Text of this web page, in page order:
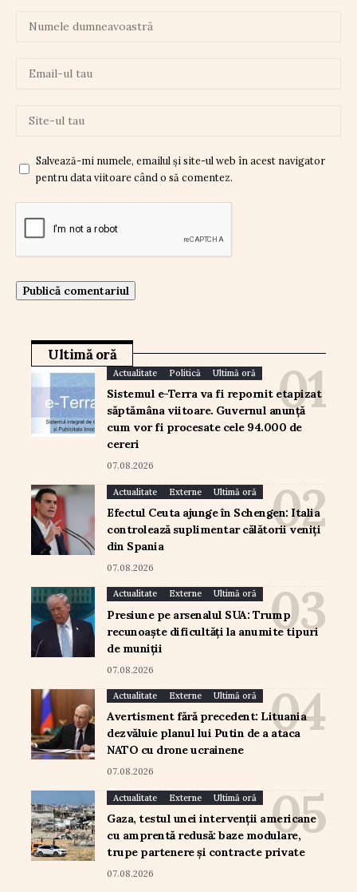
Salvează-mi numele, emailul și site-ul web în acest navigator
pentru data viitoare când o să comentez.
Ultimă oră
Actualitate Politică Ultimă oră
Sistemul e-Terra va fi repornit etapizat
săptămâna viitoare. Guvernul anunță
cum vor fi procesate cele 94.000 de
cereri
07.08.2026
Actualitate Externe Ultimă oră
Efectul Ceuta ajunge în Schengen: Italia
controlează suplimentar călătorii veniți
din Spania
07.08.2026
Actualitate Externe Ultimă oră
Presiune pe arsenalul SUA: Trump
recunoaște dificultăți la anumite tipuri
de muniții
07.08.2026
Actualitate Externe Ultimă oră
Avertisment fără precedent: Lituania
dezvăluie planul lui Putin de a ataca
NATO cu drone ucrainene
07.08.2026
Actualitate Externe Ultimă oră
Gaza, testul unei intervenții americane
cu amprentă redusă: baze modulare,
trupe partenere și contracte private
07.08.2026